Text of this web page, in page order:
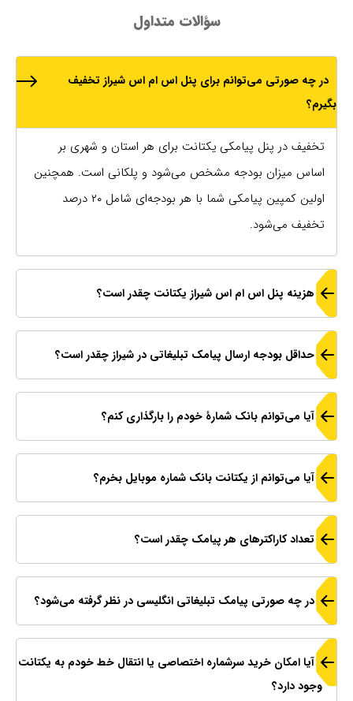
سؤالات متداول
در چه صورتی می‌توانم برای پنل اس ام اس شیراز تخفیف
بگیرم؟
تخفیف در پنل پیامکی یکتانت برای هر استان و شهری بر
اساس میزان بودجه مشخص می‌شود و پلکانی است. همچنین
اولین کمپین پیامکی شما با هر بودجه‌ای شامل ۲۰ درصد
تخفیف می‌شود.
هزینه پنل اس ام اس شیراز یکتانت چقدر است؟
حداقل بودجه ارسال پیامک تبلیغاتی در شیراز چقدر است؟
آیا می‌توانم بانک شمارهٔ خودم را بارگذاری کنم؟
آیا می‌توانم از یکتانت بانک شماره موبایل بخرم؟
تعداد کاراکترهای هر پیامک چقدر است؟
در چه صورتی پیامک تبلیغاتی انگلیسی در نظر گرفته می‌شود؟
آیا امکان خرید سرشماره اختصاصی یا انتقال خط خودم به یکتانت
وجود دارد؟